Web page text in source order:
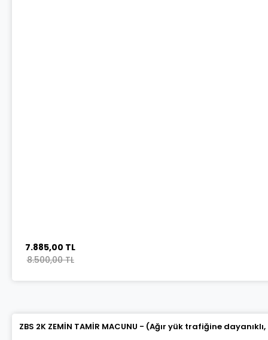
7.885,00 TL
8.500,00 TL
ZBS 2K ZEMİN TAMİR MACUNU - (Ağır yük trafiğine